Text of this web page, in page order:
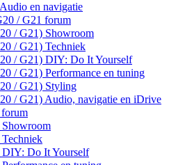
en navigatie
/ G21 forum
/ G21) Showroom
/ G21) Techniek
/ G21) DIY: Do It Yourself
/ G21) Performance en tuning
/ G21) Styling
/ G21) Audio, navigatie en iDrive
Do It Yourself